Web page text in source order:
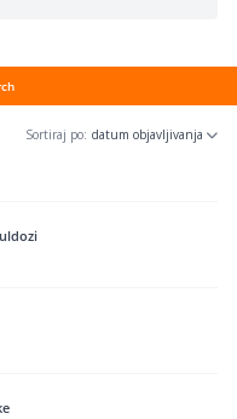
Sortiraj po: datum objavljivanja